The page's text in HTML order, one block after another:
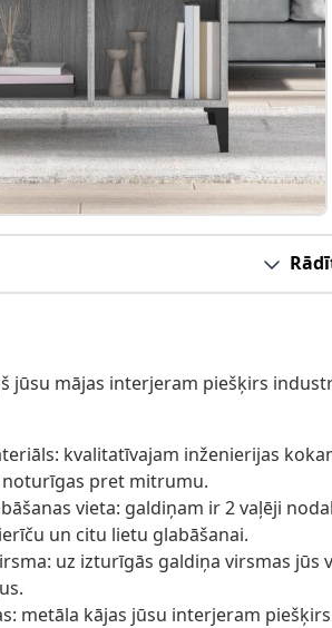
jūsu mājas interjeram piešķirs
kvalitatīvajam inženierijas
pret mitrumu.
vieta: galdiņam ir 2 vaļēji
un citu lietu glabāšanai.
uz izturīgās galdiņa virsmas
metāla kājas jūsu interjeram